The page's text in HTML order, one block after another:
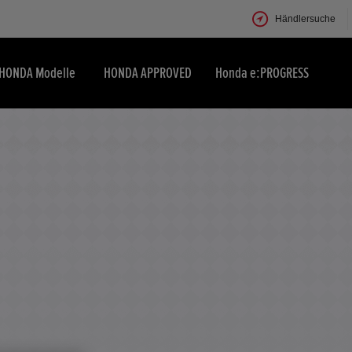
Händlersuche
HONDA Modelle HONDA APPROVED Honda e:PROGRESS